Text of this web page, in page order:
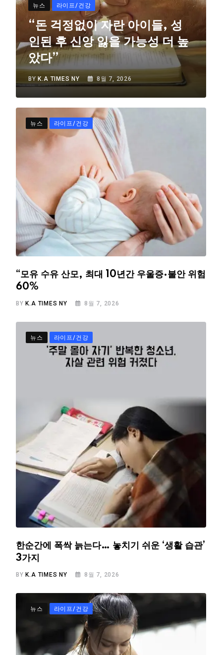
뉴스 라이프/건강
“돈 걱정없이 자란 아이들, 성
인된 후 신앙 잃을 가능성 더 높
았다”
BY K.A TIMES NY 8월 7, 2026
뉴스 라이프/건강
“모유 수유 산모, 최대 10년간 우울증·불안 위험
60%
BY K.A TIMES NY 8월 7, 2026
뉴스 라이프/건강
한순간에 폭싹 늙는다… 놓치기 쉬운 ‘생활 습관’
3가지
BY K.A TIMES NY 8월 7, 2026
뉴스 라이프/건강